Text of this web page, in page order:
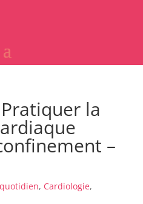
la
–
, Cardiologie,